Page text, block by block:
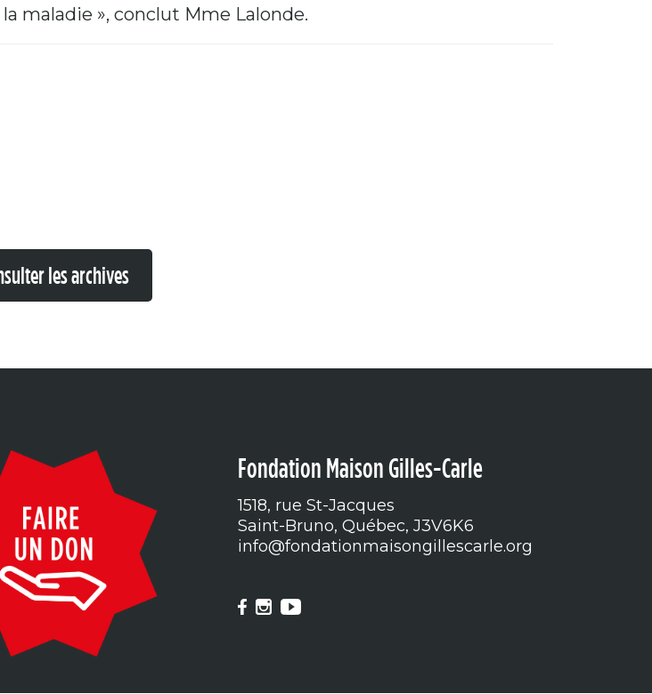
maladie », conclut Mme Lalonde.
les archives
Fondation Maison Gilles-Carle
1518, rue St-Jacques
Saint-Bruno, Québec, J3V6K6
info@fondationmaisongillescarle.org